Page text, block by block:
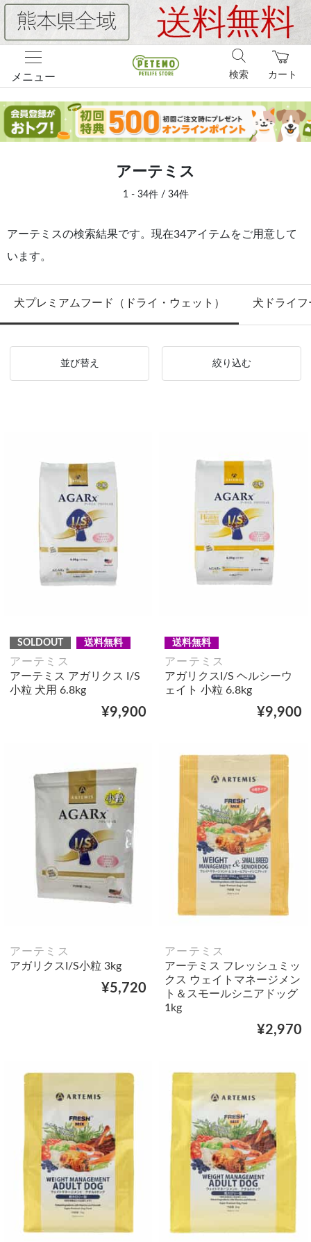
メニュー カート
検索
アーテミス
1 - 34件 / 34件
アーテミスの検索結果です。現在34アイテムをご用意して
います。
犬プレミアムフード（ドライ・ウェット） 犬ドライフ
並び替え 絞り込む
SOLDOUT 送料無料
アーテミス
アーテミス アガリクス I/S
小粒 犬用 6.8kg
¥9,900
送料無料
アーテミス
アガリクスI/S ヘルシーウ
ェイト 小粒 6.8kg
¥9,900
アーテミス
アガリクスI/S小粒 3kg
¥5,720
アーテミス
アーテミス フレッシュミッ
クス ウェイトマネージメン
ト＆スモールシニアドッグ
1kg
¥2,970